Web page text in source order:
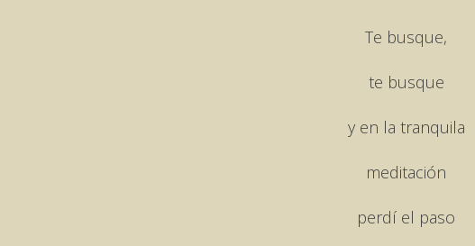
Te busque,
te busque
y en la tranquila
meditación
perdí el paso